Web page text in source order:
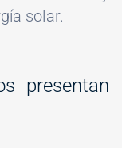
solar.
presentan